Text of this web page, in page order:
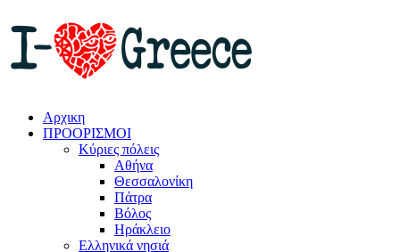
Αρχικη
ΠΡΟΟΡΙΣΜΟΙ
Κύριες πόλεις
Αθήνα
Θεσσαλονίκη
Πάτρα
Βόλος
Ηράκλειο
Ελληνικά νησιά